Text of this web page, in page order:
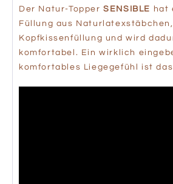
Der Natur-TopperSENSIBLE
hat
Füllung aus
Kopfkissenfüllung und wird
komfortabel. Ein wirklich
komfortables Liegegefühl ist